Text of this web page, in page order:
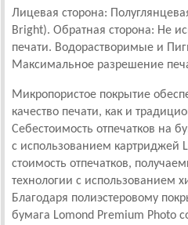
Лицевая сторона:
Bright). Обратная сторона: Не
печати. Водорастворимые и
Максимальное разрешение
Микропористое покрытие
качество печати, как и
Себестоимость отпечатков на
c использованием картриджей
стоимость отпечатков,
технологии с использованием
Благодаря полиэстеровому
бумага Lomond Premium Photo